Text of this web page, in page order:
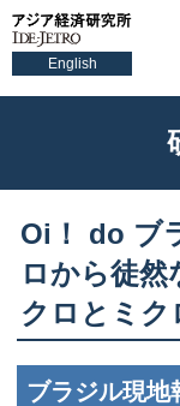
English
Oi！ do ブ
ロから徒
クロとミ
ブラジル現地